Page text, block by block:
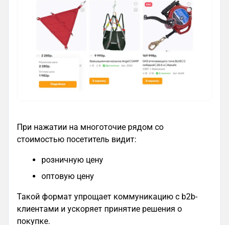
При нажатии на многоточие рядом со
стоимостью посетитель видит:
розничную цену
оптовую цену
Такой формат упрощает коммуникацию с b2b-
клиентами и ускоряет принятие решения о
покупке.